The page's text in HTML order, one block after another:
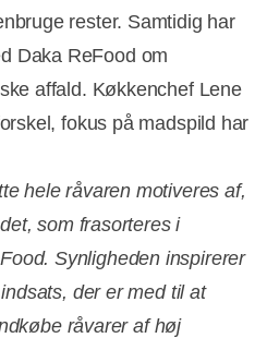
rester. Samtidig har
Daka ReFood om
affald. Køkkenchef Lene
fokus på madspild har
hele råvaren motiveres af,
som frasorteres i
Synligheden inspirerer
der er med til at
råvarer af høj